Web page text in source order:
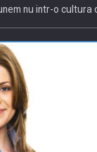
nu intr-o cultura